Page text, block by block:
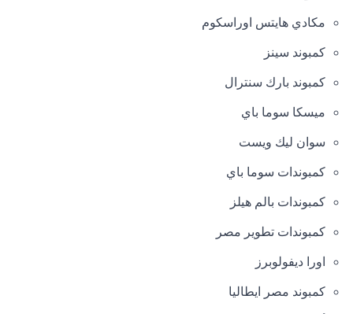
مكادي هايتس اوراسكوم
كمبوند سينز
كمبوند بارك سنترال
ميسكا سوما باي
سوان ليك ويست
كمبوندات سوما باي
كمبوندات بالم هيلز
كمبوندات تطوير مصر
اورا ديفولوبرز
كمبوند مصر ايطاليا